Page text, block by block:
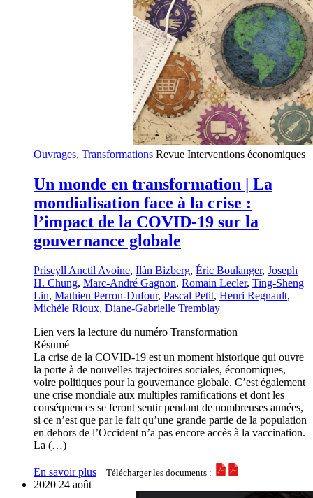
Ouvrages, Transformations Revue Interventions économiques
Un monde en transformation | La
mondialisation face à la crise :
l’impact de la COVID-19 sur la
gouvernance globale
Priscyll Anctil Avoine, Ilàn Bizberg, Éric Boulanger, Joseph
H. Chung, Marc-André Gagnon, Romain Lecler, Ting-Sheng
Lin, Mathieu Perron-Dufour, Pascal Petit, Henri Regnault,
Michèle Rioux, Diane-Gabrielle Tremblay
Lien vers la lecture du numéro Transformation
Résumé
La crise de la COVID-19 est un moment historique qui ouvre
la porte à de nouvelles trajectoires sociales, économiques,
voire politiques pour la gouvernance globale. C’est également
une crise mondiale aux multiples ramifications et dont les
conséquences se feront sentir pendant de nombreuses années,
si ce n’est que par le fait qu’une grande partie de la population
en dehors de l’Occident n’a pas encore accès à la vaccination.
La (…)
En savoir plus Télécharger les documents :
2020 24 août